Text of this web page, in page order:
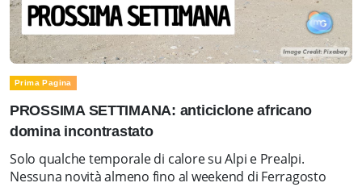
Prima Pagina
PROSSIMA SETTIMANA: anticiclone africano
domina incontrastato
Solo qualche temporale di calore su Alpi e Prealpi.
Nessuna novità almeno fino al weekend di Ferragosto